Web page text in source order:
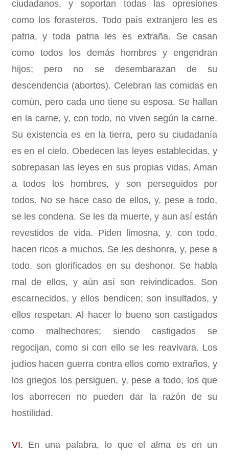
ciudadanos, y soportan todas las opresiones
como los forasteros. Todo país extranjero les es
patria, y toda patria les es extraña. Se casan
como todos los demás hombres y engendran
hijos; pero no se desembarazan de su
descendencia (abortos). Celebran las comidas en
común, pero cada uno tiene su esposa. Se hallan
en la carne, y, con todo, no viven según la carne.
Su existencia es en la tierra, pero su ciudadanía
es en el cielo. Obedecen las leyes establecidas, y
sobrepasan las leyes en sus propias vidas. Aman
a todos los hombres, y son perseguidos por
todos. No se hace caso de ellos, y, pese a todo,
se les condena. Se les da muerte, y aun así están
revestidos de vida. Piden limosna, y, con todo,
hacen ricos a muchos. Se les deshonra, y, pese a
todo, son glorificados en su deshonor. Se habla
mal de ellos, y aún así son reivindicados. Son
escarnecidos, y ellos bendicen; son insultados, y
ellos respetan. Al hacer lo bueno son castigados
como malhechores; siendo castigados se
regocijan, como si con ello se les reavivara. Los
judíos hacen guerra contra ellos como extraños, y
los griegos los persiguen, y, pese a todo, los que
los aborrecen no pueden dar la razón de su
hostilidad.
VI. En una palabra, lo que el alma es en un